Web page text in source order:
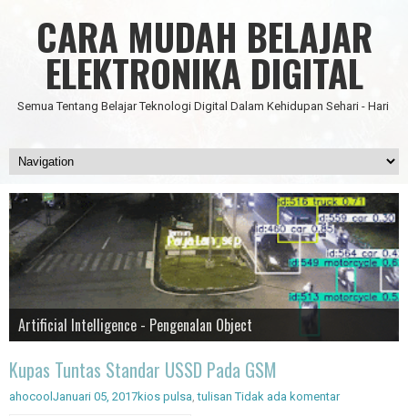
CARA MUDAH BELAJAR
ELEKTRONIKA DIGITAL
Semua Tentang Belajar Teknologi Digital Dalam Kehidupan Sehari - Hari
IC Timer 555 yang Multifungsi
Data Science
Artificial Intelligence - Pengenalan Object
JAM DIGITAL 6 DIGIT TANPA MICRO FULL CMOS
Node Red - Kontrol Industri 4.0
Kupas Tuntas Standar USSD Pada GSM
ahocool Januari 05, 2017kios pulsa,tulisan Tidak ada komentar